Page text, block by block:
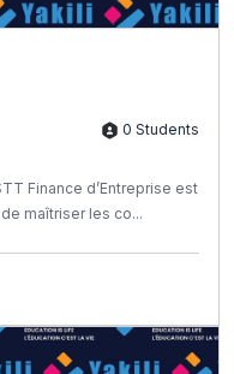
0 Students
Finance d’Entreprise est
maîtriser les co...